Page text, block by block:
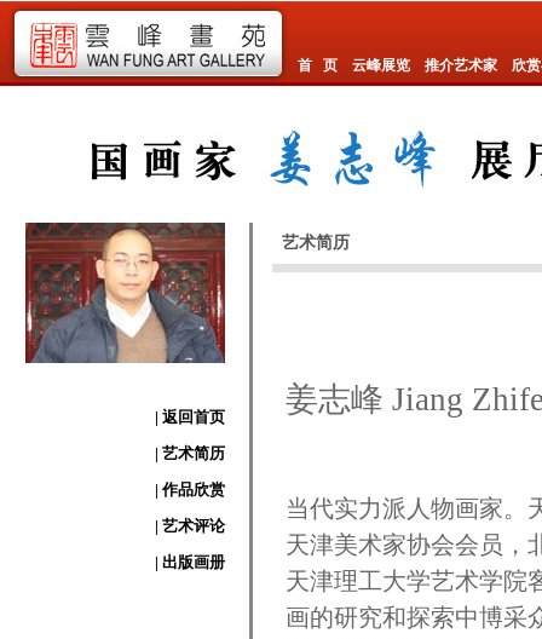
首 页 云峰展览 推介艺术家 欣
| 返回首页
| 艺术简历
| 作品欣赏
| 艺术评论
| 出版画册
艺术简历
姜志峰 Jiang
当代实力派人物画家。
天津美术家协会会员，
天津理工大学艺术学院
画的研究和探索中博采